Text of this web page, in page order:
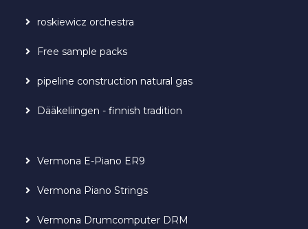
roskiewicz orchestra
Free sample packs
pipeline construction natural gas
Dääkeliingen - finnish tradition
Vermona E-Piano ER9
Vermona Piano Strings
Vermona Drumcomputer DRM